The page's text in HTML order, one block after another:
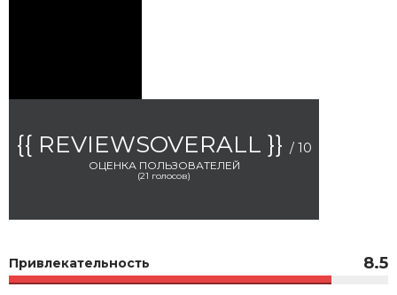
{{ REVIEWSOVERALL }} / 10
ОЦЕНКА ПОЛЬЗОВАТЕЛЕЙ
(21 голосов)
Привлекательность 8.5